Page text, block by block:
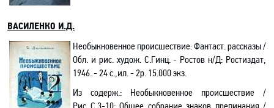
ВАСИЛЕНКО И.Д.
Необыкновенное происшествие: Фантаст. рассказы /
Обл. и рис. худож. С.Гинц. - Ростов н/Д: Ростиздат,
1946. - 24 с.,ил. - 2р. 15.000 экз.
Из содерж.: Необыкновенное происшествие /